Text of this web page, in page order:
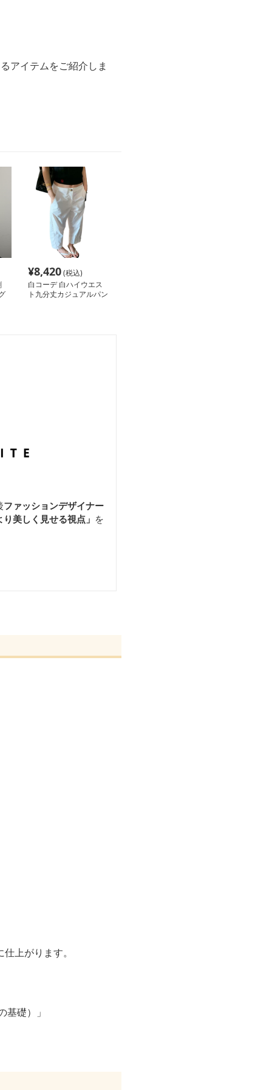
アイテムをご紹介しま
¥8,420(税込)
白コーデ 白ハイウエス
ト九分丈カジュアルパン
ファッションデザイナー
り美しく見せる視点」 を
仕上がります。
礎）」